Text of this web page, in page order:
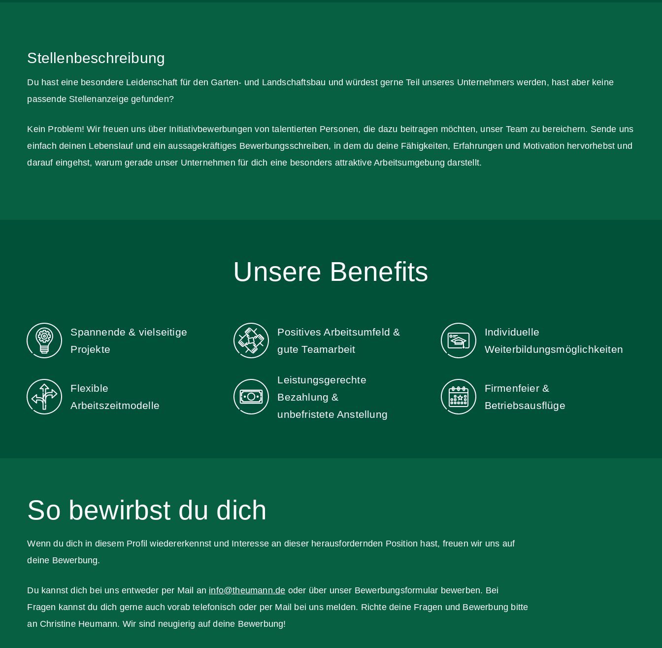
Stellenbeschreibung
Du hast eine besondere Leidenschaft für den Garten- und Landschaftsbau und würdest gerne Teil unseres Unternehmers werden, hast aber keine
passende Stellenanzeige gefunden?
Kein Problem! Wir freuen uns über Initiativbewerbungen von talentierten Personen, die dazu beitragen möchten, unser Team zu bereichern. Sende uns
einfach deinen Lebenslauf und ein aussagekräftiges Bewerbungsschreiben, in dem du deine Fähigkeiten, Erfahrungen und Motivation hervorhebst und
darauf eingehst, warum gerade unser Unternehmen für dich eine besonders attraktive Arbeitsumgebung darstellt.
Unsere Benefits
Spannende & vielseitige
Projekte
Positives Arbeitsumfeld &
gute Teamarbeit
Individuelle
Weiterbildungs­möglichkeiten
Flexible
Arbeitszeit­modelle
Leistungsgerechte
Bezahlung &
unbefristete Anstellung
Firmenfeier &
Betriebsausflüge
So bewirbst du dich
Wenn du dich in diesem Profil wiedererkennst und Interesse an dieser herausfordernden Position hast, freuen wir uns auf
deine Bewerbung.
Du kannst dich bei uns entweder per Mail an info@theumann.de oder über unser Bewerbungsformular bewerben. Bei
Fragen kannst du dich gerne auch vorab telefonisch oder per Mail bei uns melden. Richte deine Fragen und Bewerbung bitte
an Christine Heumann. Wir sind neugierig auf deine Bewerbung!